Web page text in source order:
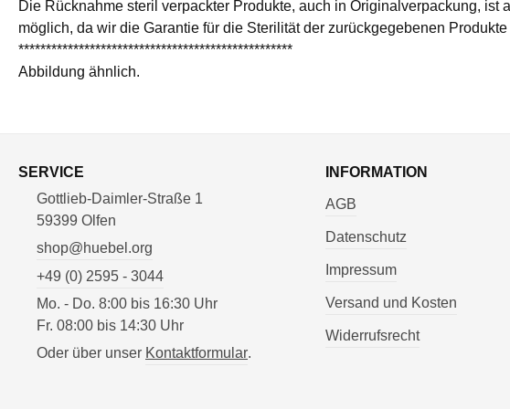
Die Rücknahme steril verpackter Produkte, auch in Originalverpackung, ist
möglich, da wir die Garantie für die Sterilität der zurückgegebenen
**************************************************
Abbildung ähnlich.
SERVICE
Gottlieb-Daimler-Straße 1
59399 Olfen
shop@huebel.org
+49 (0) 2595 - 3044
Mo. - Do. 8:00 bis 16:30 Uhr
Fr. 08:00 bis 14:30 Uhr
Oder über unser Kontaktformular.
INFORMATION
AGB
Datenschutz
Impressum
Versand und Kosten
Widerrufsrecht